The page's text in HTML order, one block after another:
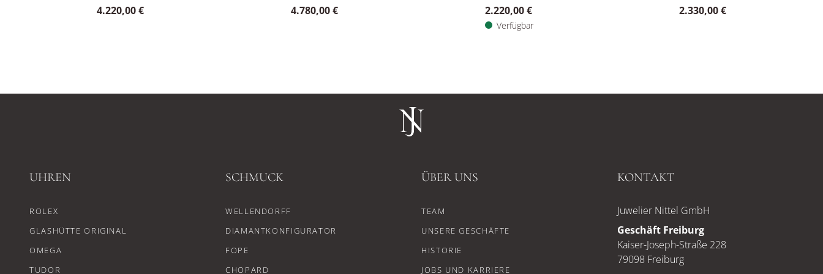
4.220,00 € 4.780,00 € 2.220,00 €
Verfügbar
2.330,00 €
UHREN
ROLEX
GLASHÜTTE ORIGINAL
OMEGA
TUDOR
SCHMUCK
WELLENDORFF
DIAMANTKONFIGURATOR
FOPE
CHOPARD
ÜBER UNS
TEAM
UNSERE GESCHÄFTE
HISTORIE
JOBS UND KARRIERE
KONTAKT
Juwelier Nittel GmbH
Geschäft Freiburg
Kaiser-Joseph-Straße 228
79098 Freiburg